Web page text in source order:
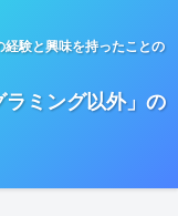
験と興味を持ったことの
ミング以外」の